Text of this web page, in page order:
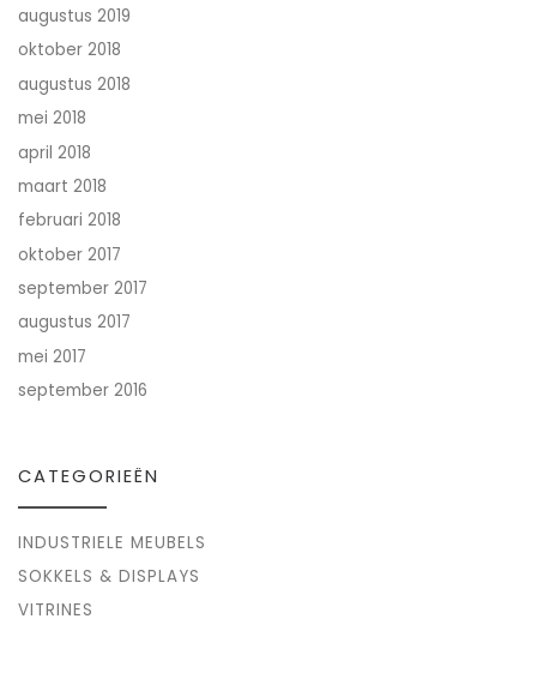
augustus 2019
oktober 2018
augustus 2018
mei 2018
april 2018
maart 2018
februari 2018
oktober 2017
september 2017
augustus 2017
mei 2017
september 2016
CATEGORIEËN
INDUSTRIELE MEUBELS
SOKKELS & DISPLAYS
VITRINES